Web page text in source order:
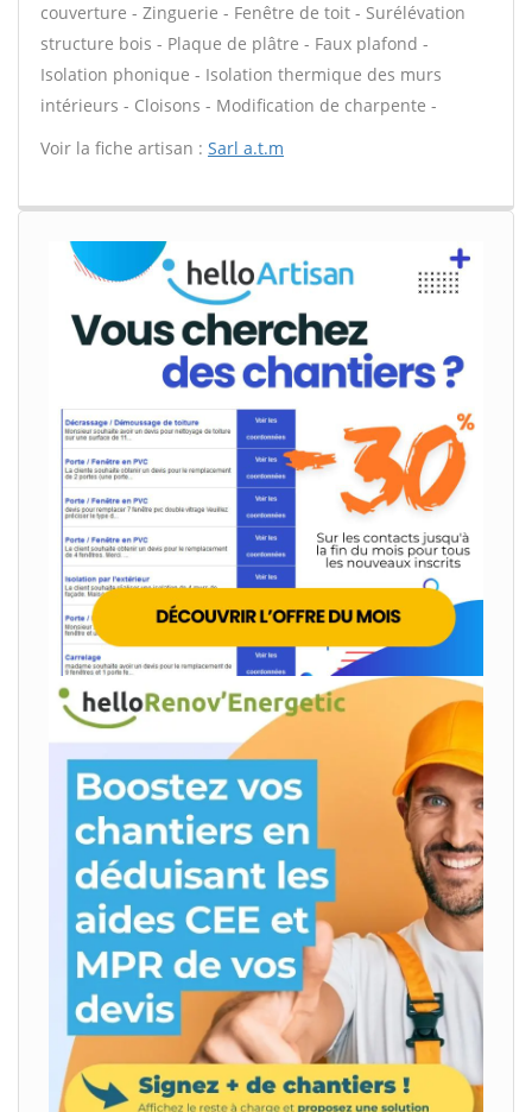
couverture - Zinguerie - Fenêtre de toit - Surélévation
structure bois - Plaque de plâtre - Faux plafond -
Isolation phonique - Isolation thermique des murs
intérieurs - Cloisons - Modification de charpente -
Voir la fiche artisan : Sarl a.t.m